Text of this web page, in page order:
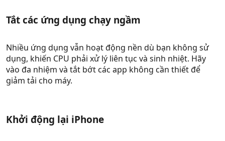
Tắt các ứng dụng chạy ngầm​
Nhiều ứng dụng vẫn hoạt động nền dù bạn không sử
dụng, khiến CPU phải xử lý liên tục và sinh nhiệt. Hãy
vào đa nhiệm và tắt bớt các app không cần thiết để
giảm tải cho máy.
Khởi động lại iPhone​